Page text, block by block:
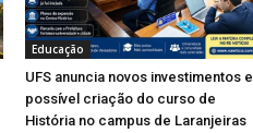
Educação
UFS anuncia novos investimentos e
possível criação do curso de
História no campus de Laranjeiras